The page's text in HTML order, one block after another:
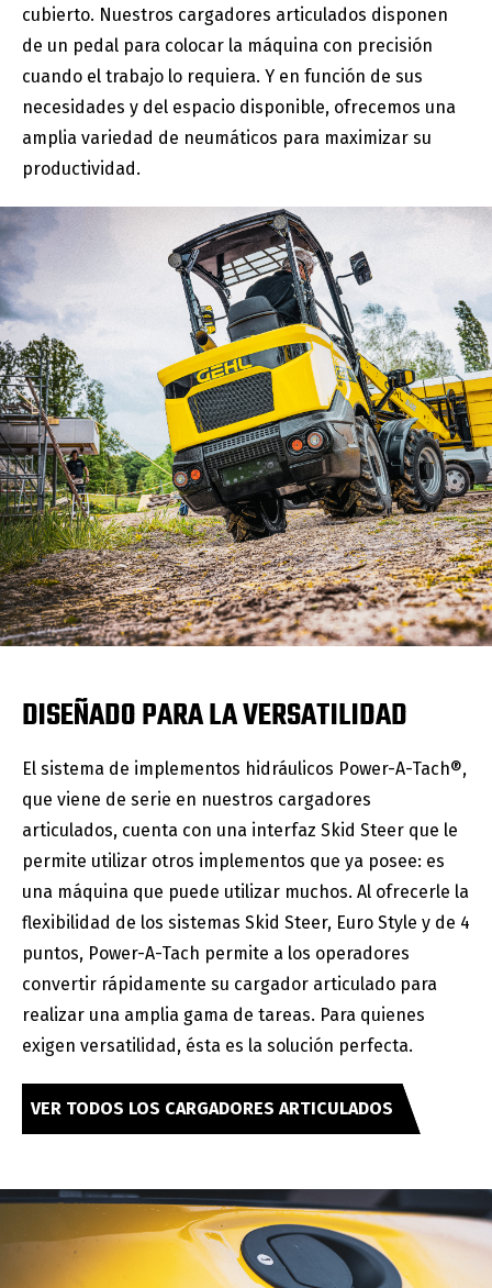
cubierto. Nuestros cargadores articulados disponen
de un pedal para colocar la máquina con precisión
cuando el trabajo lo requiera. Y en función de sus
necesidades y del espacio disponible, ofrecemos una
amplia variedad de neumáticos para maximizar su
productividad.
DISEÑADO PARA LA VERSATILIDAD
El sistema de implementos hidráulicos Power-A-Tach®,
que viene de serie en nuestros cargadores
articulados, cuenta con una interfaz Skid Steer que le
permite utilizar otros implementos que ya posee: es
una máquina que puede utilizar muchos. Al ofrecerle la
flexibilidad de los sistemas Skid Steer, Euro Style y de 4
puntos, Power-A-Tach permite a los operadores
convertir rápidamente su cargador articulado para
realizar una amplia gama de tareas. Para quienes
exigen versatilidad, ésta es la solución perfecta.
VER TODOS LOS CARGADORES ARTICULADOS